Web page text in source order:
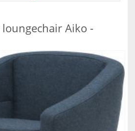
Aiko -